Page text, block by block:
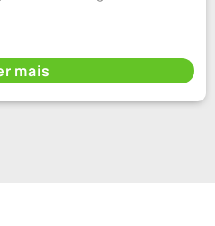
mais